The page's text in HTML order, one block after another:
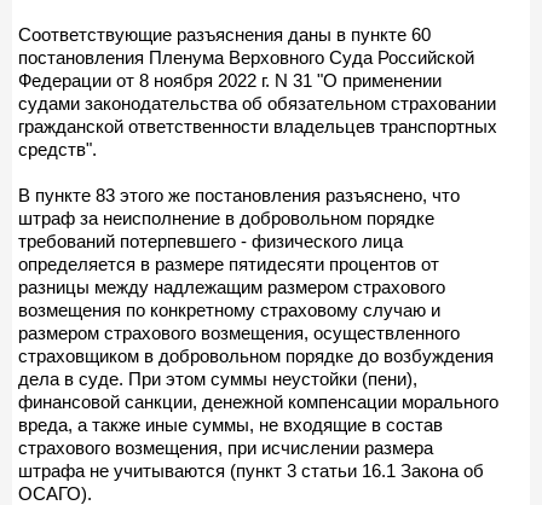
Соответствующие разъяснения даны в пункте 60
постановления Пленума Верховного Суда Российской
Федерации от 8 ноября 2022 г. N 31 "О применении
судами законодательства об обязательном страховании
гражданской ответственности владельцев транспортных
средств".
В пункте 83 этого же постановления разъяснено, что
штраф за неисполнение в добровольном порядке
требований потерпевшего - физического лица
определяется в размере пятидесяти процентов от
разницы между надлежащим размером страхового
возмещения по конкретному страховому случаю и
размером страхового возмещения, осуществленного
страховщиком в добровольном порядке до возбуждения
дела в суде. При этом суммы неустойки (пени),
финансовой санкции, денежной компенсации морального
вреда, а также иные суммы, не входящие в состав
страхового возмещения, при исчислении размера
штрафа не учитываются (пункт 3 статьи 16.1 Закона об
ОСАГО).